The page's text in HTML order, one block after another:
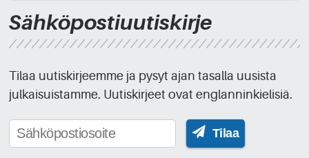
Sähköpostiuutiskirje
Tilaa uutiskirjeemme ja pysyt ajan tasalla uusista
julkaisuistamme. Uutiskirjeet ovat englanninkielisiä.
Tilaa